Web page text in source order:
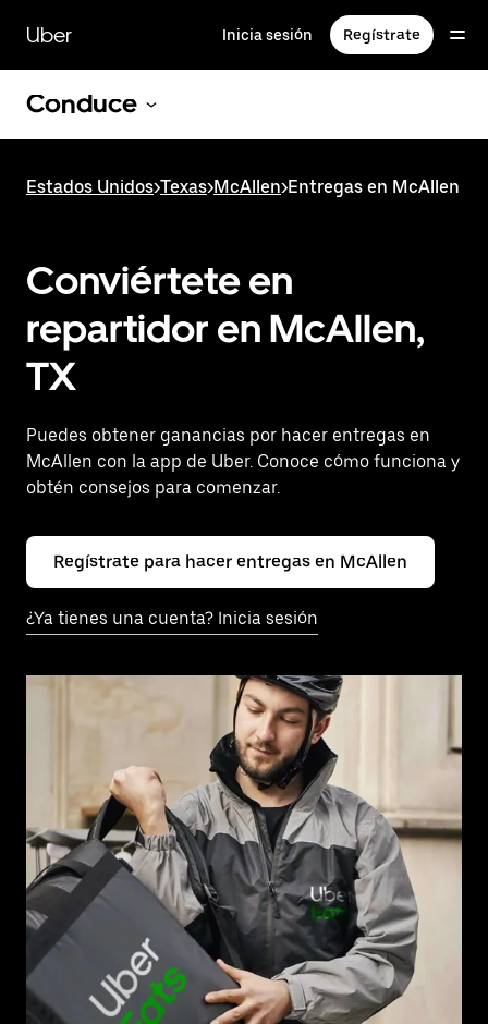
contenido
principal
Uber Inicia sesión Regístrate
Conduce
Estados Unidos>Texas>McAllen>Entregas en McAllen
Conviértete en
repartidor en McAllen,
TX
Puedes obtener ganancias por hacer entregas en
McAllen con la app de Uber. Conoce cómo funciona y
obtén consejos para comenzar.
Regístrate para hacer entregas en McAllen
¿Ya tienes una cuenta? Inicia sesión